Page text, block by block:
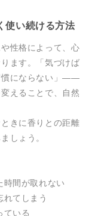
使い続ける方法
性格によって、心
ます。「気づけば
慣にならない」——
えることで、自然
きに香りとの距離
しょう。
時間が取れない
てしまう
ている